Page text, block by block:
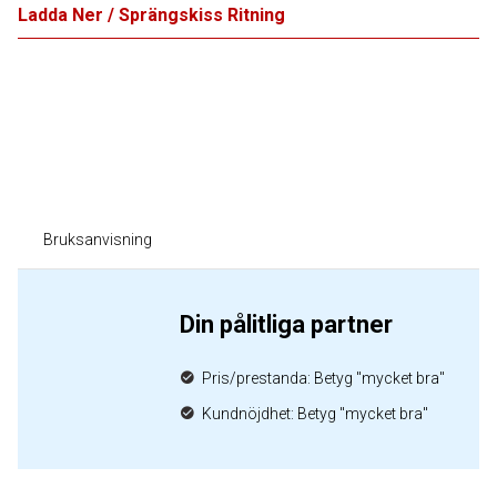
Ladda Ner / Sprängskiss Ritning
Bruksanvisning
Din pålitliga partner
Pris/prestanda: Betyg "mycket bra"
Kundnöjdhet: Betyg "mycket bra"